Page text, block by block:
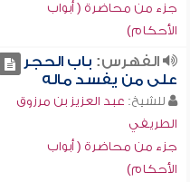
جزء من محاضرة ( أبواب
الأحكام)
الفهرس: باب الحجر
على من يفسد ماله
للشيخ: عبد العزيز بن مرزوق
الطريفي
جزء من محاضرة ( أبواب
الأحكام)